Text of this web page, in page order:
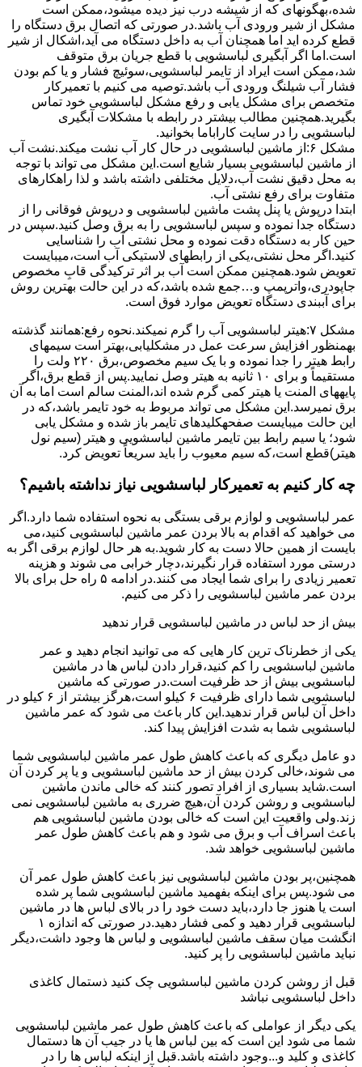
ﺷﺪه،بهگونهای ﮐﻪ از ﺷﯿﺸﻪ درب ﻧﯿﺰ دﯾﺪه میشود،ممکن است
مشکل از شیر ورودی آب باشد.در صورتی که اتصال برق دستگاه را
قطع کرده اید اما همچنان آب به داخل دستگاه می آید،اشکال از شیر
است.اما اگر آبگیری لباسشویی با قطع جریان برق متوقف
شد،ممکن است ایراد از تایمر لباسشویی،سوئیچ فشار و یا کم بودن
فشار آب شیلنگ ورودی آب باشد.توصیه می کنیم با تعمیرکار
متخصص برای مشکل یابی و رفع مشکل لباسشویی خود تماس
بگیرید.همچنین مطالب بیشتر در رابطه با مشکلات آبگیری
لباسشویی را در سایت کاراباما بخوانید.
مشکل ۶:از ﻣﺎﺷﯿﻦ لباسشویی در ﺣﺎل ﮐﺎر آب ﻧﺸﺖ میکند.نشت آب
از ماشین لباسشویی بسیار شایع است.این مشکل می تواند با توجه
به محل دقیق نشت آب،دلایل مختلفی داشته باشد و لذا راهکارهای
متفاوت برای رفع نشتی آب.
ابتدا درپوش یا پنل ﭘﺸﺖ ﻣﺎﺷﯿﻦ لباسشویی و درپوش ﻓﻮﻗﺎﻧﯽ را از
دستگاه ﺟﺪا ﻧﻤﻮده و ﺳﭙﺲ لباسشویی را ﺑﻪ ﺑﺮق وصل ﮐﻨﯿﺪ.سپس در
حین کار به دستگاه دقت نموده و ﻣﺤﻞ نشتی آب را ﺷﻨﺎﺳﺎﯾﯽ
کنید.اﮔﺮ ﻣﺤﻞ نشتی،ﯾﮑﯽ از رابطهای ﻻﺳﺘﯿﮑﯽ آب اﺳﺖ،میبایست
ﺗﻌﻮﯾﺾ شود.همچنین ﻣﻤﮑﻦ اﺳﺖ آب بر اثر ﺗﺮﮐﯿﺪﮔﯽ قابِ ﻣﺨﺼﻮص
ﺟﺎﭘﻮدری،واترپمپ و…جمع شده ﺑﺎﺷﺪ،ﮐﻪ در این حالت بهترین روش
برای آببندی دستگاه ﺗﻌﻮﯾﺾ ﻣﻮارد ﻓﻮق اﺳﺖ.
مشکل ۷:ﻫﯿﺘﺮ لباسشویی آب را ﮔﺮم نمیکند.نحوه رﻓﻊ:ﻫﻤﺎﻧﻨﺪ ﮔﺬﺷﺘﻪ
بهمنظور اﻓﺰاﯾﺶ ﺳﺮﻋﺖ ﻋﻤﻞ در مشکلیابی،بهتر است سیمهای
راﺑﻂ ﻫﯿﺘﺮ را ﺟﺪا ﻧﻤﻮده و ﺑﺎ ﯾﮏ ﺳﯿﻢ ﻣﺨﺼﻮص،برق ۲۲۰ ولت را
مستقیماً و برای ۱۰ ﺛﺎﻧﯿﻪ ﺑﻪ ﻫﯿﺘﺮ وصل نمایید.ﭘﺲ از ﻗﻄﻊ ﺑﺮق،اﮔﺮ
پایههای اﻟﻤﻨﺖ یا هیتر کمی ﮔﺮم ﺷﺪه اند،اﻟﻤﻨﺖ ﺳﺎﻟﻢ است اما ﺑﻪ آن
ﺑﺮق نمیرسد.اﯾﻦ ﻣﺸﮑﻞ می تواند مربوط به ﺧﻮد ﺗﺎﯾﻤﺮ باشد،ﮐﻪ در
این حالت میبایست صفحهکلیدهای ﺗﺎﯾﻤﺮ باز شده و مشکل یابی
شود؛ ﯾﺎ ﺳﯿﻢ راﺑﻂ ﺑﯿﻦ ﺗﺎﯾﻤﺮ ماشین لباسشویی و ﻫﯿﺘﺮ (سیم ﻧﻮل
ﻫﯿﺘﺮ)ﻗﻄﻊ اﺳﺖ،ﮐﻪ ﺳﯿﻢ ﻣﻌﯿﻮب را ﺑﺎﯾﺪ سریعاً ﺗﻌﻮﯾﺾ کرد.
چه کار کنیم به تعمیرکار لباسشویی نیاز نداشته باشیم؟
عمر لباسشویی و لوازم برقی بستگی به نحوه استفاده شما دارد.اگر
می خواهید که اقدام به بالا بردن عمر ماشین لباسشویی کنید،می
بایست از همین حالا دست به کار شوید.به هر حال لوازم برقی اگر به
درستی مورد استفاده قرار نگیرند،دچار خرابی می شوند و هزینه
تعمیر زیادی را برای شما ایجاد می کنند.در ادامه ۵ راه حل برای بالا
بردن عمر ماشین لباسشویی را ذکر می کنیم.
بیش از حد لباس در ماشین لباسشویی قرار ندهید
یکی از خطرناک ترین کار هایی که می توانید انجام دهید و عمر
ماشین لباسشویی را کم کنید،قرار دادن لباس ها در ماشین
لباسشویی بیش از حد ظرفیت است.در صورتی که ماشین
لباسشویی شما دارای ظرفیت ۶ کیلو است،هرگز بیشتر از ۶ کیلو در
داخل آن لباس قرار ندهید.این کار باعث می شود که عمر ماشین
لباسشویی شما به شدت افزایش پیدا کند.
دو عامل دیگری که باعث کاهش طول عمر ماشین لباسشویی شما
می شوند،خالی کردن بیش از حد ماشین لباسشویی و یا پر کردن آن
است.شاید بسیاری از افراد تصور کنند که خالی ماندن ماشین
لباسشویی و روشن کردن آن،هیچ ضرری به ماشین لباسشویی نمی
زند.ولی واقعیت این است که خالی بودن ماشین لباسشویی هم
باعث اسراف آب و برق می شود و هم باعث کاهش طول عمر
ماشین لباسشویی خواهد شد.
همچنین،پر بودن ماشین لباسشویی نیز باعث کاهش طول عمر آن
می شود.پس برای اینکه بفهمید ماشین لباسشویی شما پر شده
است یا هنوز جا دارد،باید دست خود را در بالای لباس ها در ماشین
لباسشویی قرار دهید و کمی فشار دهید.در صورتی که اندازه ۱
انگشت میان سقف ماشین لباسشویی و لباس ها وجود داشت،دیگر
نباید ماشین لباسشویی را پر کنید.
قبل از روشن کردن ماشین لباسشویی چک کنید ذستمال کاغذی
داخل لباسشویی نباشد
یکی دیگر از عواملی که باعث کاهش طول عمر ماشین لباسشویی
شما می شود این است که بین لباس ها یا در جیب آن ها دستمال
کاغذی و کلید و...وجود داشته باشد.قبل از اینکه لباس ها را در